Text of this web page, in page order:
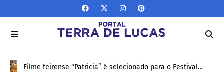
Filme feirense “Patricia” é selecionado para o Festival